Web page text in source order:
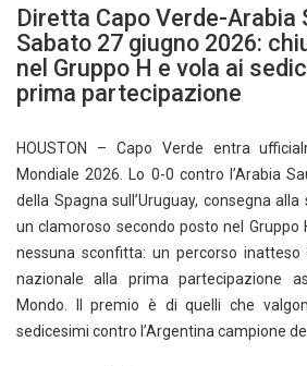
Diretta Capo Verde-Arabia
Sabato 27 giugno 2026:
nel Gruppo H e vola ai
prima partecipazione
HOUSTON – Capo Verde entra
Mondiale 2026. Lo 0-0 contro l’Arabia
della Spagna sull’Uruguay, consegna
un clamoroso secondo posto nel Gruppo
nessuna sconfitta: un percorso
nazionale alla prima partecipazione
Mondo. Il premio è di quelli che
sedicesimi contro l’Argentina campione